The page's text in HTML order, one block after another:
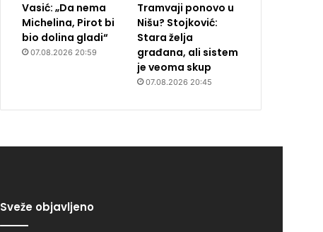
Vasić: „Da nema
Michelina, Pirot bi
bio dolina gladi“
07.08.2026 20:59
Tramvaji ponovo u
Nišu? Stojković:
Stara želja
građana, ali sistem
je veoma skup
07.08.2026 20:45
Sveže objavljeno